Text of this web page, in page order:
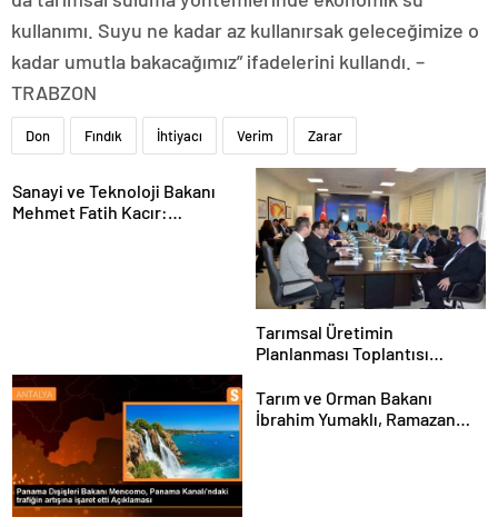
kullanımı. Suyu ne kadar az kullanırsak geleceğimize o
kadar umutla bakacağımız” ifadelerini kullandı. –
TRABZON
Don Fındık İhtiyacı Verim Zarar
Sanayi ve Teknoloji Bakanı
Mehmet Fatih Kacır:
Tarımsal Üretimin
Planlanması Toplantısı
Tarım ve Orman Bakanı
İbrahim Yumaklı, Ramazan